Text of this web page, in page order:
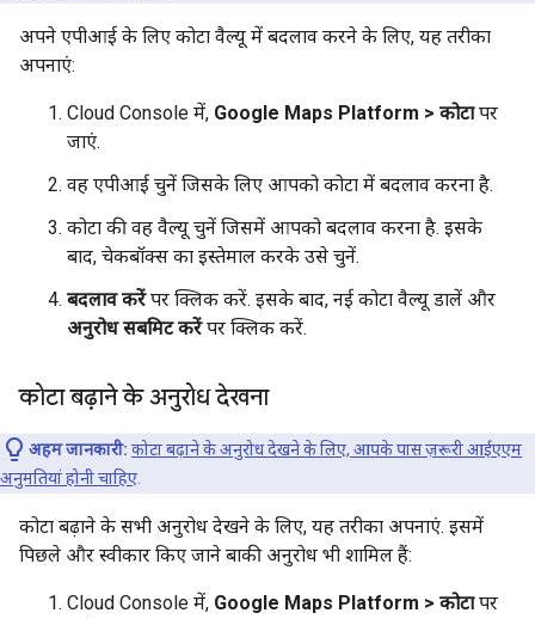
अपने एपीआई के लिए कोटा वैल्यू में बदलाव करने के लिए, यह तरीका
अपनाएं:
Cloud Console में, Google Maps Platform > कोटापर
जाएं.
वह एपीआई चुनें जिसके लिए आपको कोटा में बदलाव करना है.
कोटा की वह वैल्यू चुनें जिसमें आपको बदलाव करना है. इसके
बाद, चेकबॉक्स का इस्तेमाल करके उसे चुनें.
बदलाव करेंपर क्लिक करें. इसके बाद, नई कोटा वैल्यू डालें और
अनुरोध सबमिट करेंपर क्लिक करें.
कोटा बढ़ाने के अनुरोध देखना
अहम जानकारी: कोटा बढ़ाने के अनुरोध देखने के लिए, आपके पास ज़रूरी आईएएम
अनुमतियां होनी चाहिए.
कोटा बढ़ाने के सभी अनुरोध देखने के लिए, यह तरीका अपनाएं. इसमें
पिछले और स्वीकार किए जाने बाकी अनुरोध भी शामिल हैं:
Cloud Console में, Google Maps Platform > कोटापर